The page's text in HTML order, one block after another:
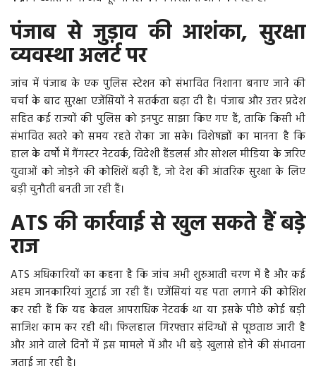
पंजाब से जुड़ाव की आशंका, सुरक्षा
व्यवस्था अलर्ट पर
जांच में पंजाब के एक पुलिस स्टेशन को संभावित निशाना बनाए जाने की
चर्चा के बाद सुरक्षा एजेंसियों ने सतर्कता बढ़ा दी है। पंजाब और उत्तर प्रदेश
सहित कई राज्यों की पुलिस को इनपुट साझा किए गए हैं, ताकि किसी भी
संभावित खतरे को समय रहते रोका जा सके। विशेषज्ञों का मानना है कि
हाल के वर्षों में गैंगस्टर नेटवर्क, विदेशी हैंडलर्स और सोशल मीडिया के जरिए
युवाओं को जोड़ने की कोशिशें बढ़ी हैं, जो देश की आंतरिक सुरक्षा के लिए
बड़ी चुनौती बनती जा रही हैं।
ATS की कार्रवाई से खुल सकते हैं बड़े
राज
ATS अधिकारियों का कहना है कि जांच अभी शुरुआती चरण में है और कई
अहम जानकारियां जुटाई जा रही हैं। एजेंसियां यह पता लगाने की कोशिश
कर रही हैं कि यह केवल आपराधिक नेटवर्क था या इसके पीछे कोई बड़ी
साजिश काम कर रही थी। फिलहाल गिरफ्तार संदिग्धों से पूछताछ जारी है
और आने वाले दिनों में इस मामले में और भी बड़े खुलासे होने की संभावना
जताई जा रही है।